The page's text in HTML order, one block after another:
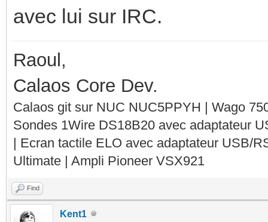
avec lui sur IRC.
Raoul,
Calaos Core Dev.
Calaos git sur NUC NUC5PPYH | Wago
Sondes 1Wire DS18B20 avec adaptateur
| Ecran tactile ELO avec adaptateur USB/
Ultimate | Ampli Pioneer VSX921
Find
Kent1